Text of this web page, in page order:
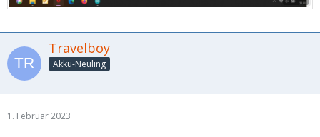
Travelboy
Akku-Neuling
1. Februar 2023